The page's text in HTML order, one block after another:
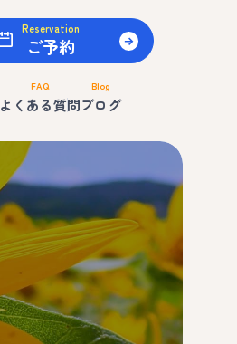
Reservation
ご予約
FAQ
よくある質問
Blog
ブログ